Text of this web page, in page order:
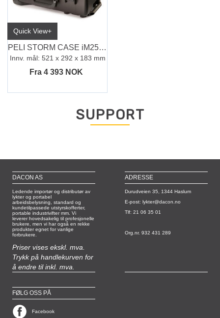
Quick View+
PELI STORM CASE iM2500
Innv. mål: 521 x 292 x 183 mm
Fra 4 393 NOK
SUPPORT
DACON AS
Ledende importør og distributør av
lykter og portabel
arbeidsbelysning, standard og
kundetilpassede utstyrskofferter,
portable industrivifter mm. Vi
leverer hovedsakelig til profesjonelle
brukere, men vi har også en rekke
produkter egnet for vanlige
forbrukere.
Priser vises ekskl. mva.
Trykk på handlekurven for
å endre til inkl. mva.
ADRESSE
Durudveien 35, 1344 Haslum
E-post: lykter@dacon.no
Tlf: 21 06 35 01
Org.nr. 932 431 289
FØLG OSS PÅ
Facebook